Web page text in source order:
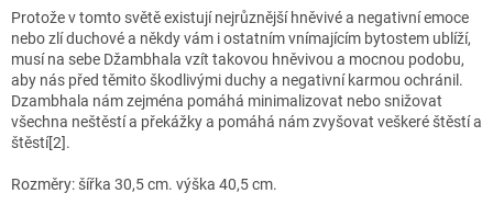
Protože v tomto světě existují nejrůznější hněvivé a negativní emoce
nebo zlí duchové a někdy vám i ostatním vnímajícím bytostem ublíží,
musí na sebe Džambhala vzít takovou hněvivou a mocnou podobu,
aby nás před těmito škodlivými duchy a negativní karmou ochránil.
Dzambhala nám zejména pomáhá minimalizovat nebo snižovat
všechna neštěstí a překážky a pomáhá nám zvyšovat veškeré štěstí a
štěstí[2].
Rozměry: šířka 30,5 cm. výška 40,5 cm.